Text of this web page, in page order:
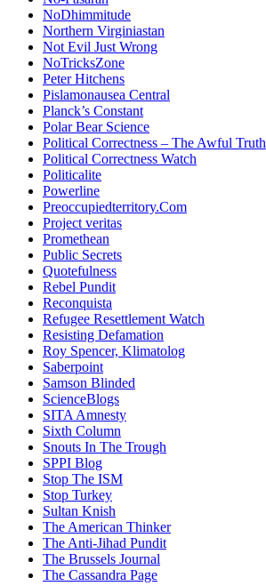
NoDhimmitude
Northern Virginiastan
Not Evil Just Wrong
NoTricksZone
Peter Hitchens
Pislamonausea Central
Planck’s Constant
Polar Bear Science
Political Correctness – The Awful Truth
Political Correctness Watch
Politicalite
Powerline
Preoccupiedterritory.Com
Project veritas
Promethean
Public Secrets
Quotefulness
Rebel Pundit
Reconquista
Refugee Resettlement Watch
Resisting Defamation
Roy Spencer, Klimatolog
Saberpoint
Samson Blinded
ScienceBlogs
SITA Amnesty
Sixth Column
Snouts In The Trough
SPPI Blog
Stop The ISM
Stop Turkey
Sultan Knish
The American Thinker
The Anti-Jihad Pundit
The Brussels Journal
The Cassandra Page